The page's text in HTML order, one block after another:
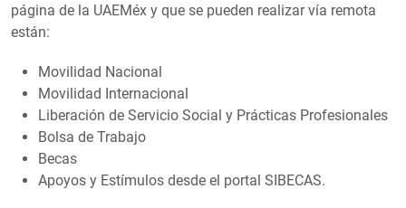
página de la UAEMéx y que se pueden realizar vía remota
están:
Movilidad Nacional
Movilidad Internacional
Liberación de Servicio Social y Prácticas Profesionales
Bolsa de Trabajo
Becas
Apoyos y Estímulos desde el portal SIBECAS.